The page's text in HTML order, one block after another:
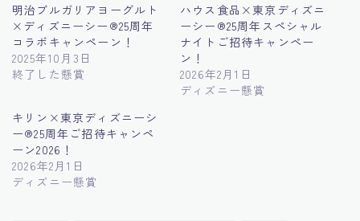
明治ブルガリアヨーグルト
×ディズニーシー®︎25周年
コラボキャンペーン！
2025年10月3日
終了した懸賞
ハウス食品×東京ディズニ
ーシー®︎25周年スペシャル
ナイトご招待キャンペー
ン！
2026年2月1日
ディズニー懸賞
キリン×東京ディズニーシ
ー®︎25周年ご招待キャンペ
ーン2026！
2026年2月1日
ディズニー懸賞